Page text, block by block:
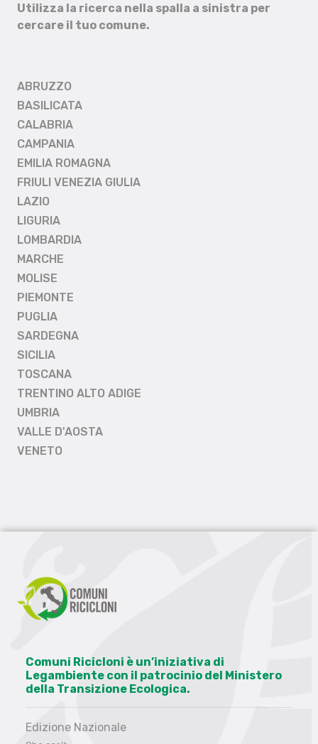
Utilizza la ricerca nella spalla a sinistra per
cercare il tuo comune.
ABRUZZO
BASILICATA
CALABRIA
CAMPANIA
EMILIA ROMAGNA
FRIULI VENEZIA GIULIA
LAZIO
LIGURIA
LOMBARDIA
MARCHE
MOLISE
PIEMONTE
PUGLIA
SARDEGNA
SICILIA
TOSCANA
TRENTINO ALTO ADIGE
UMBRIA
VALLE D'AOSTA
VENETO
Comuni Ricicloni è un’iniziativa di
Legambiente con il patrocinio del Ministero
della Transizione Ecologica.
Edizione Nazionale